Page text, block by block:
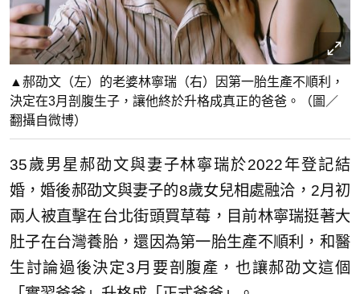
▲郝劭文（左）的老婆林寧瑞（右）因第一胎生產不順利，
決定在3月剖腹生子，讓他終於升格成真正的爸爸。（圖／
翻攝自微博）
35歲男星郝劭文與妻子林寧瑞於2022年登記結
婚，婚後郝劭文與妻子的8歲女兒相處融洽，2月初
兩人被直擊在台北街頭買草莓，目前林寧瑞挺著大
肚子在台灣養胎，還因為第一胎生產不順利，和醫
生討論過後決定3月要剖腹產，也讓郝劭文這個